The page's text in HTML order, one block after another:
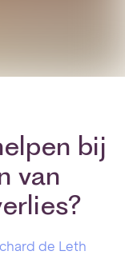
bij
van
de Leth